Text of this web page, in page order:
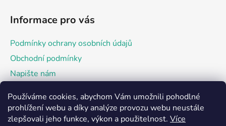
Používáme cookies, abychom Vám umožnili pohodlné
prohlížení webu a díky analýze provozu webu neustále
zlepšovali jeho funkce, výkon a použitelnost. Více
Informace pro vás
Podmínky ochrany osobních údajů
Obchodní podmínky
Napište nám
Přijímáme online platby